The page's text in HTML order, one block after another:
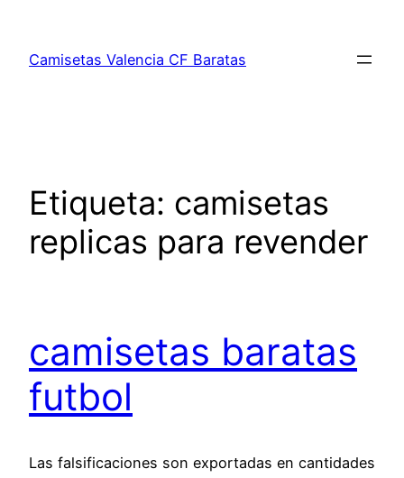
contenido
Camisetas Valencia CF Baratas
Etiqueta: camisetas
replicas para revender
camisetas baratas
futbol
Las falsificaciones son exportadas en cantidades